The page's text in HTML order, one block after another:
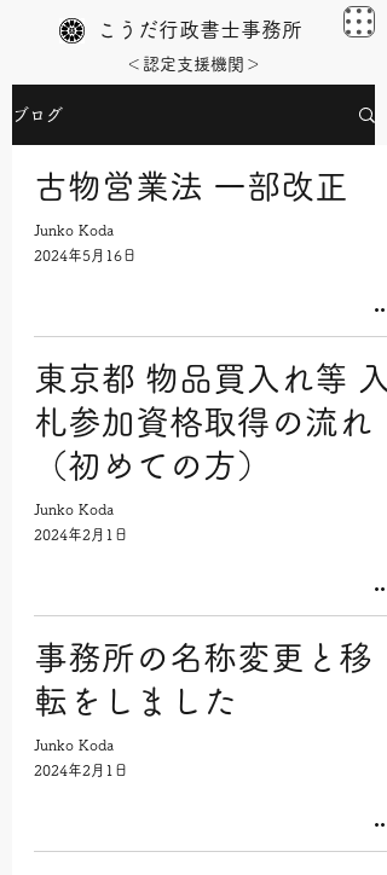
こうだ行政書士事務所
＜認定支援機関＞
ブログ
古物営業法 一部改正
Junko Koda
2024年5月16日
東京都 物品買入れ等 入
札参加資格取得の流れ
（初めての方）
Junko Koda
2024年2月1日
事務所の名称変更と移
転をしました
Junko Koda
2024年2月1日